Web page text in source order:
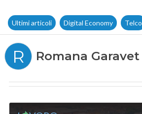
Ultimi articoli Digital Economy Telco
R Romana Garavet